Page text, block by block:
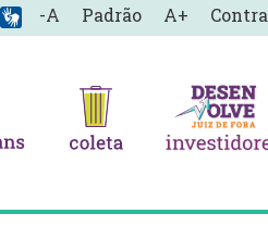
-A Padrão A+